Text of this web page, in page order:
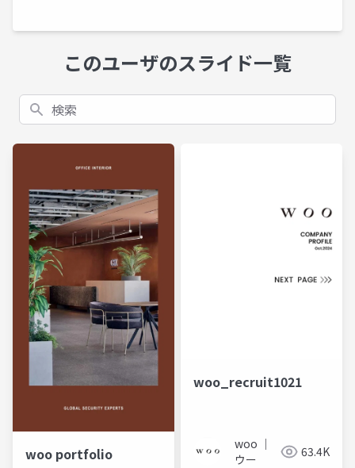
このユーザのスライド一覧
検索
woo portfolio
woo_recruit1021
woo ｜
ウー
63.4K